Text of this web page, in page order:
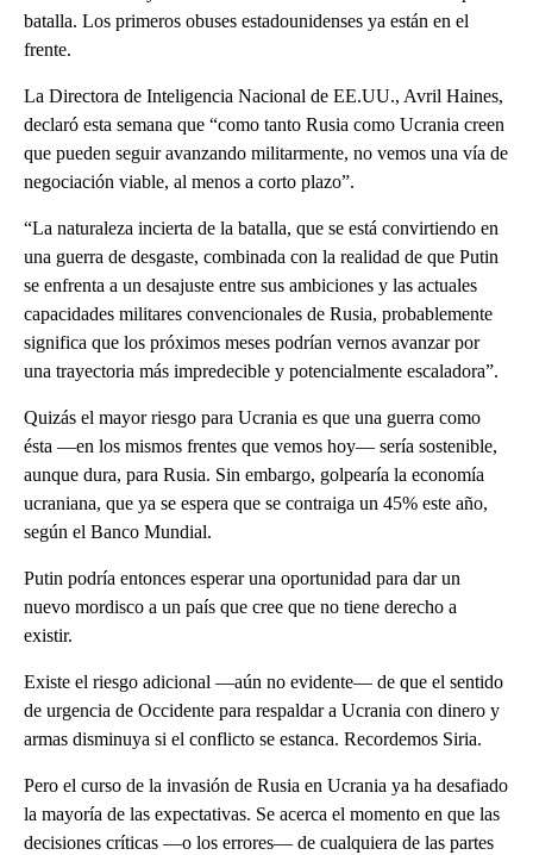
batalla. Los primeros obuses estadounidenses ya están en el
frente.
La Directora de Inteligencia Nacional de EE.UU., Avril Haines,
declaró esta semana que “como tanto Rusia como Ucrania creen
que pueden seguir avanzando militarmente, no vemos una vía de
negociación viable, al menos a corto plazo”.
“La naturaleza incierta de la batalla, que se está convirtiendo en
una guerra de desgaste, combinada con la realidad de que Putin
se enfrenta a un desajuste entre sus ambiciones y las actuales
capacidades militares convencionales de Rusia, probablemente
significa que los próximos meses podrían vernos avanzar por
una trayectoria más impredecible y potencialmente escaladora”.
Quizás el mayor riesgo para Ucrania es que una guerra como
ésta —en los mismos frentes que vemos hoy— sería sostenible,
aunque dura, para Rusia. Sin embargo, golpearía la economía
ucraniana, que ya se espera que se contraiga un 45% este año,
según el Banco Mundial.
Putin podría entonces esperar una oportunidad para dar un
nuevo mordisco a un país que cree que no tiene derecho a
existir.
Existe el riesgo adicional —aún no evidente— de que el sentido
de urgencia de Occidente para respaldar a Ucrania con dinero y
armas disminuya si el conflicto se estanca. Recordemos Siria.
Pero el curso de la invasión de Rusia en Ucrania ya ha desafiado
la mayoría de las expectativas. Se acerca el momento en que las
decisiones críticas —o los errores— de cualquiera de las partes